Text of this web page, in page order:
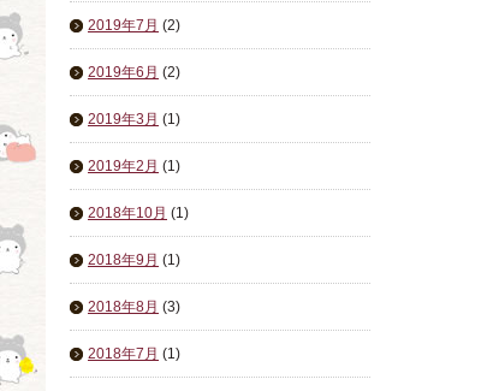
2019年7月 (2)
2019年6月 (2)
2019年3月 (1)
2019年2月 (1)
2018年10月 (1)
2018年9月 (1)
2018年8月 (3)
2018年7月 (1)